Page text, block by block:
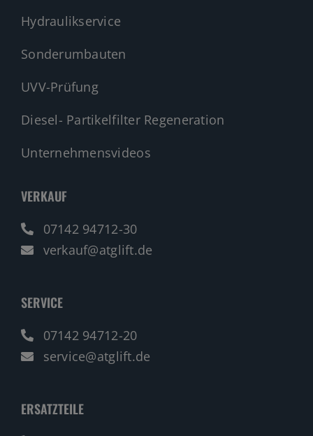
Hydraulikservice
Sonderumbauten
UVV-Prüfung
Diesel- Partikelfilter Regeneration
Unternehmensvideos
VERKAUF
07142 94712-30
verkauf@atglift.de
SERVICE
07142 94712-20
service@atglift.de
ERSATZTEILE